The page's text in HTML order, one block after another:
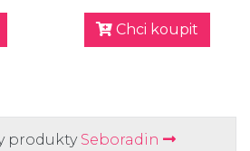
Chci koupit
produkty Seboradin